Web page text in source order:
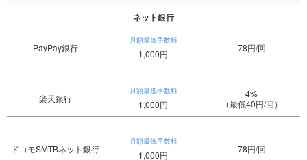
ネット銀行
PayPay銀行
月額最低手数料
1,000円
78円/回
楽天銀行
月額最低手数料
1,000円
4%
（最低40円/回）
ドコモSMTBネット銀行
月額最低手数料
1,000円
78円/回